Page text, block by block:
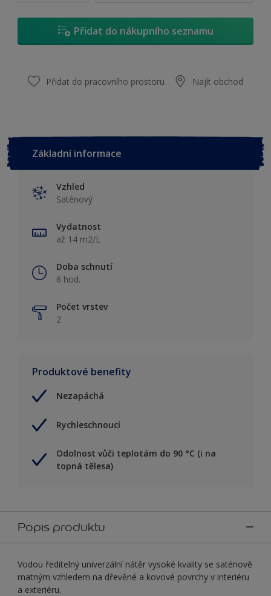
Přidat do nákupního seznamu
Přidat do pracovního prostoru Najít obchod
Základní informace
Vzhled
Saténový
Vydatnost
až 14 m2/L
Doba schnutí
6 hod.
Počet vrstev
2
Produktové benefity
Nezapáchá
Rychleschnoucí
Odolnost vůči teplotám do 90 °C (i na
topná tělesa)
Popis produktu
Vodou ředitelný univerzální nátěr vysoké kvality se saténově
matným vzhledem na dřevěné a kovové povrchy v interiéru
a exteriéru.